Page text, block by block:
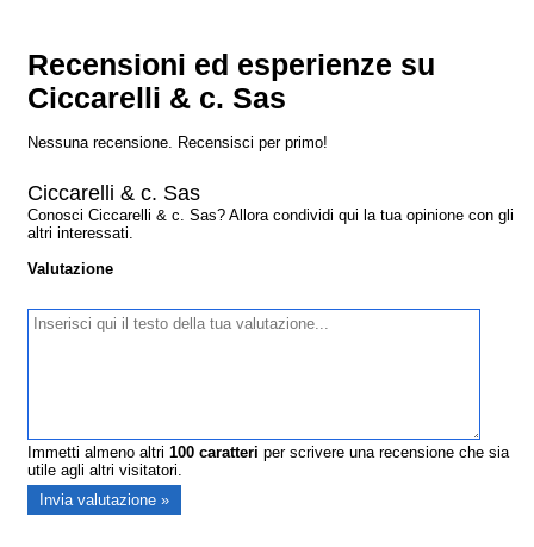
Recensioni ed esperienze su
Ciccarelli & c. Sas
Nessuna recensione. Recensisci per primo!
Ciccarelli & c. Sas
Conosci Ciccarelli & c. Sas? Allora condividi qui la tua opinione con gli
altri interessati.
Valutazione
Immetti almeno altri100 caratteri per scrivere una recensione che sia
utile agli altri visitatori.